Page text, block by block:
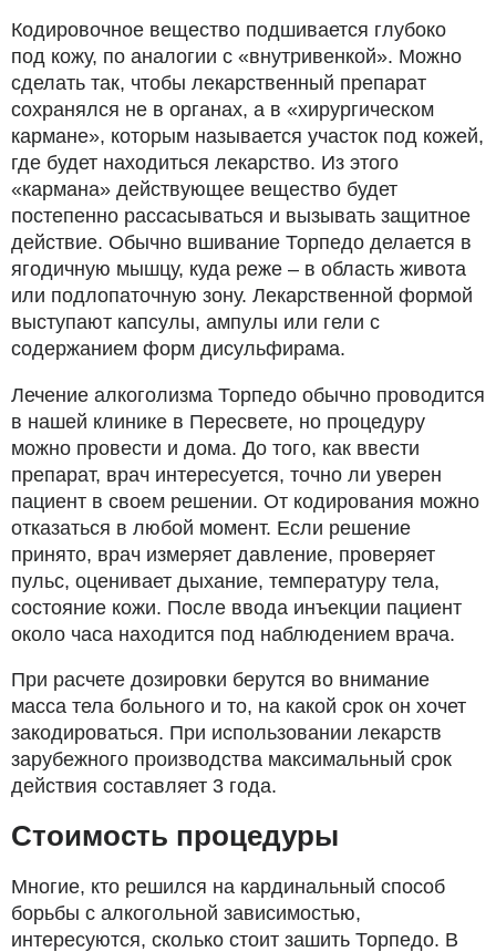
Кодировочное вещество подшивается глубоко
под кожу, по аналогии с «внутривенкой». Можно
сделать так, чтобы лекарственный препарат
сохранялся не в органах, а в «хирургическом
кармане», которым называется участок под кожей,
где будет находиться лекарство. Из этого
«кармана» действующее вещество будет
постепенно рассасываться и вызывать защитное
действие. Обычно вшивание Торпедо делается в
ягодичную мышцу, куда реже – в область живота
или подлопаточную зону. Лекарственной формой
выступают капсулы, ампулы или гели с
содержанием форм дисульфирама.
Лечение алкоголизма Торпедо обычно проводится
в нашей клинике в Пересвете, но процедуру
можно провести и дома. До того, как ввести
препарат, врач интересуется, точно ли уверен
пациент в своем решении. От кодирования можно
отказаться в любой момент. Если решение
принято, врач измеряет давление, проверяет
пульс, оценивает дыхание, температуру тела,
состояние кожи. После ввода инъекции пациент
около часа находится под наблюдением врача.
При расчете дозировки берутся во внимание
масса тела больного и то, на какой срок он хочет
закодироваться. При использовании лекарств
зарубежного производства максимальный срок
действия составляет 3 года.
Стоимость процедуры
Многие, кто решился на кардинальный способ
борьбы с алкогольной зависимостью,
интересуются, сколько стоит зашить Торпедо. В